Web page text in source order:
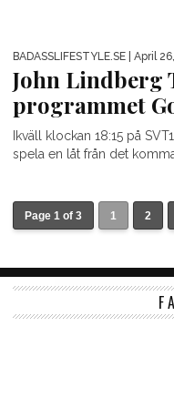
BADASSLIFESTYLE.SE | April
John Lindberg
programmet
Ikväll klockan 18:15 på
spela en låt från det
Page 1 of 3 1 2